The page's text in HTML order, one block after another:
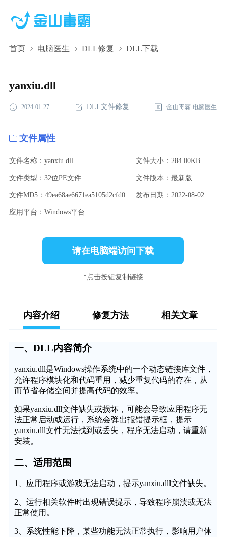
首页 电脑医生 DLL修复 DLL下载
yanxiu.dll,yanxiu.dll下载,yanxiu.dll修复
yanxiu.dll
2024-01-27 DLL文件修复 金山毒霸-电脑医生
文件属性
文件名称：yanxiu.dll 文件大小：284.00KB
文件类型：32位PE文件 文件版本：最新版
文件MD5：49ea68ae6671ea5105d2cfd0765310fa 发布日期：2022-08-02
应用平台：Windows平台
请在电脑端访问下载
*点击按钮复制链接
内容介绍 修复方法 相关文章
一、DLL内容简介
yanxiu.dll是Windows操作系统中的一个动态链接库文件，
允许程序模块化和代码重用，减少重复代码的存在，从
而节省存储空间并提高代码的效率。
如果yanxiu.dll文件缺失或损坏，可能会导致应用程序无
法正常启动或运行，系统会弹出报错提示框，提示
yanxiu.dll文件无法找到或丢失，程序无法启动，请重新
安装。
二、适用范围
1、应用程序或游戏无法启动，提示yanxiu.dll文件缺失。
2、运行相关软件时出现错误提示，导致程序崩溃或无法
正常使用。
3、系统性能下降，某些功能无法正常执行，影响用户体